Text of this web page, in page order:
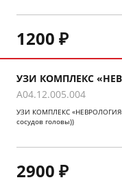
1200 ₽
УЗИ КОМПЛЕКС
A04.12.005.004
УЗИ КОМПЛЕКС
сосудов головы))
2900 ₽